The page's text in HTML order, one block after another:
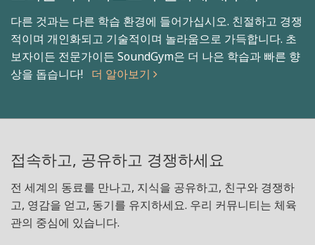
다른 것과는 다른 학습 환경에 들어가십시오. 친절하고 경쟁
적이며 개인화되고 기술적이며 놀라움으로 가득합니다. 초
보자이든 전문가이든 SoundGym은 더 나은 학습과 빠른 향
상을 돕습니다! 더 알아보기
접속하고, 공유하고 경쟁하세요
전 세계의 동료를 만나고, 지식을 공유하고, 친구와 경쟁하
고, 영감을 얻고, 동기를 유지하세요. 우리 커뮤니티는 체육
관의 중심에 있습니다.